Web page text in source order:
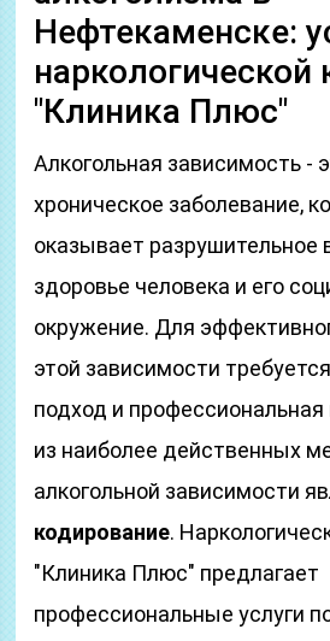
Нефтекаменске:
наркологической
"Клиника Плюс"
Алкогольная зависимость -
хроническое заболевание,
оказывает разрушительное
здоровье человека и его
окружение. Для
этой зависимости
подход и
из наиболее действенных
алкогольной зависимости
кодирование.
"Клиника Плюс" предлагает
профессиональные услуги